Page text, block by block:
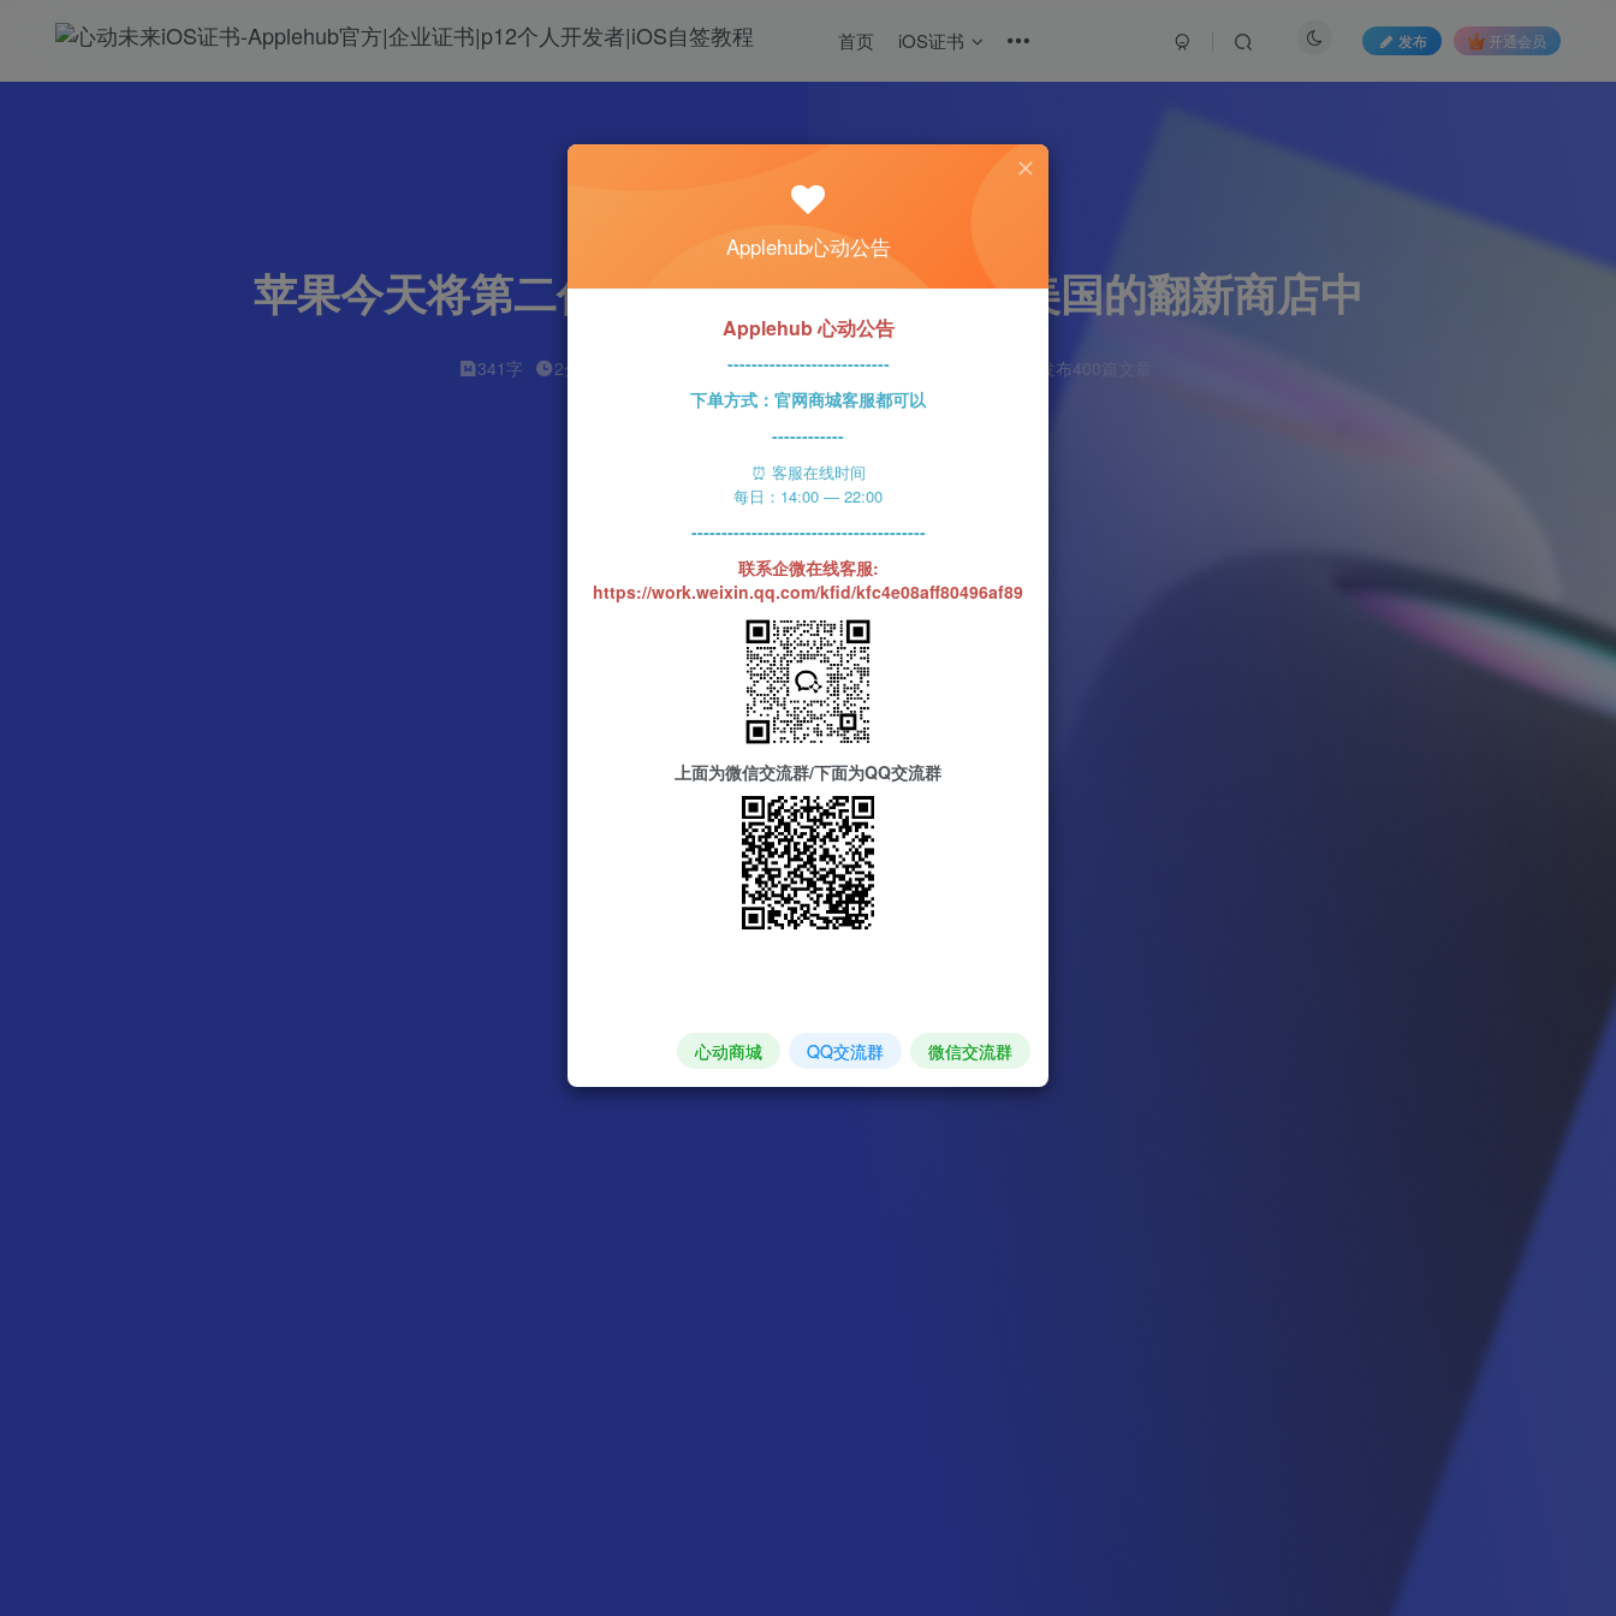
苹果今天将第二代HomePod添加到其在美国的翻新商店中
341字 2分钟 n1ght_Ra1n 81 该作者已发布400篇文章
首页 iOS证书 发布 开通会员
Applehub心动公告
Applehub 心动公告
---------------------------
下单方式：官网商城客服都可以
------------
⏰ 客服在线时间
每日：14:00 — 22:00
---------------------------------------
联系企微在线客服:
https://work.weixin.qq.com/kfid/kfc4e08aff80496af89
上面为微信交流群/下面为QQ交流群
心动商城 QQ交流群 微信交流群